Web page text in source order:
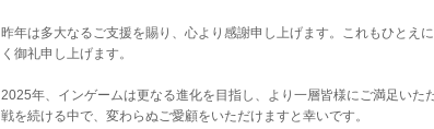
昨年は多大なるご支援を賜り、心より感謝申し上げます。これもひとえ
く御礼申し上げます。
2025年、インゲームは更なる進化を目指し、より一層皆様にご満足い
戦を続ける中で、変わらぬご愛顧をいただけますと幸いです。